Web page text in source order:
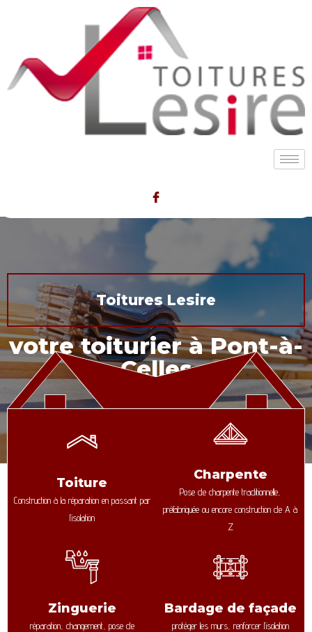
Toitures Lesire
votre toiturier à Pont-à-
Celles
Toiture
Construction à la réparation en passant par
l’isolation
Charpente
Pose de charpente traditionnelle,
préfabriquée ou encore construction de A à
Z
Zinguerie
réparation, changement, pose de
Bardage de façade
protéger les murs, renforcer l’isolation